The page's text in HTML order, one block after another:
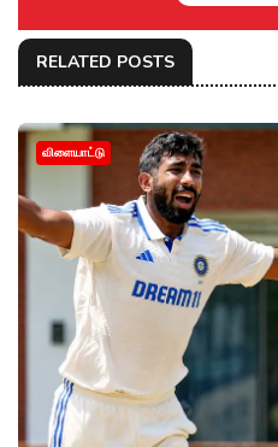
RELATED POSTS
விளையாட்டு